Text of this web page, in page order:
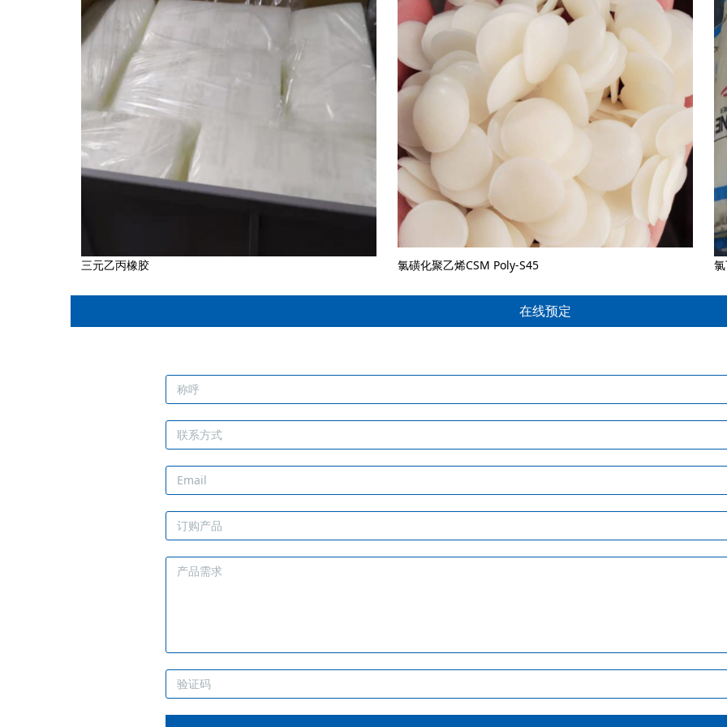
三元乙丙橡胶 氯磺化聚乙烯CSM Poly-S45
在线预定